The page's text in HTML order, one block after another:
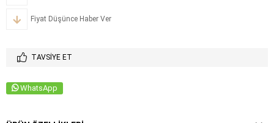
Fiyat Düşünce Haber Ver
TAVSIYE ET
WhatsApp